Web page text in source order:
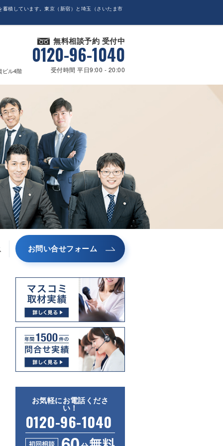
積しています。東京（新宿）と埼玉（さいたま市
ビル4階
無料相談予約 受付中
0120-96-1040
受付時間 平日9:00 - 20:00
お問い合せフォーム
お気軽にお電話くださ
い！
0120-96-1040